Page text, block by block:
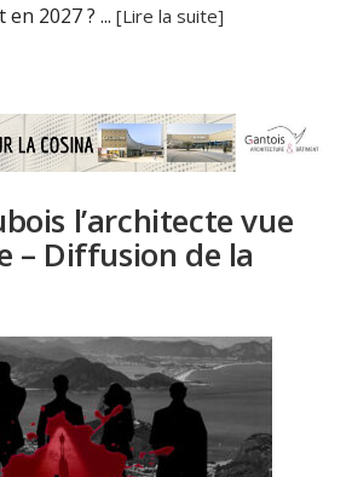
2027 ? ...[Lire la suite]
l’architecte vue
– Diffusion de la